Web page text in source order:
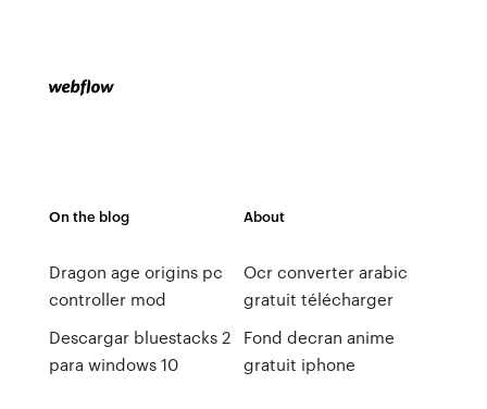
On the blog
Dragon age origins pc
controller mod
Descargar bluestacks 2
para windows 10
About
Ocr converter arabic
gratuit télécharger
Fond decran anime
gratuit iphone